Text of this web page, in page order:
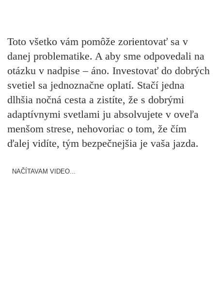
Toto všetko vám pomôže zorientovať sa v
danej problematike. A aby sme odpovedali na
otázku v nadpise – áno. Investovať do dobrých
svetiel sa jednoznačne oplatí. Stačí jedna
dlhšia nočná cesta a zistíte, že s dobrými
adaptívnymi svetlami ju absolvujete v oveľa
menšom strese, nehovoriac o tom, že čím
ďalej vidíte, tým bezpečnejšia je vaša jazda.
NAČÍTAVAM VIDEO...